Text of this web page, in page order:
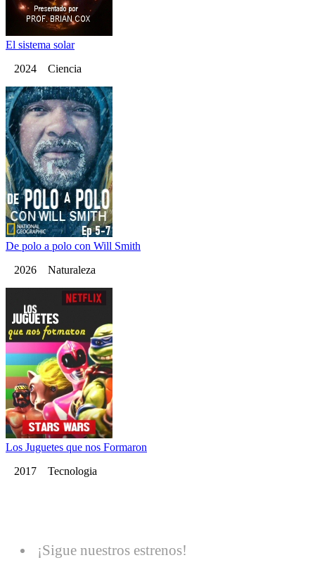
El sistema solar
2024 Ciencia
De polo a polo con Will Smith
2026 Naturaleza
Los Juguetes que nos Formaron
2017 Tecnologia
¡Sigue nuestros estrenos!